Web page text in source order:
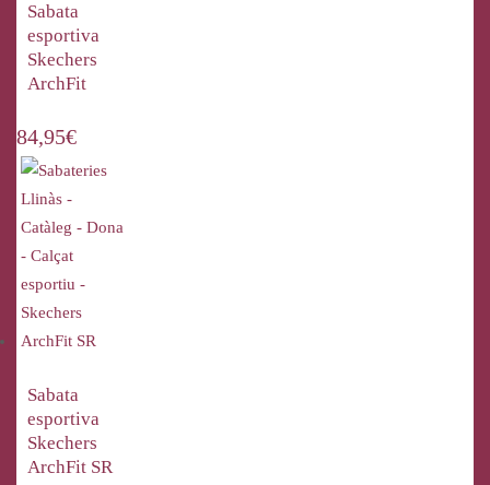
Sabata
esportiva
Skechers
ArchFit
84,95€
Sabata
esportiva
Skechers
ArchFit SR